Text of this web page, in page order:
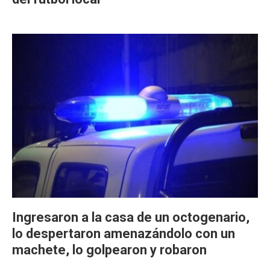
Ingresaron a la casa de un octogenario,
lo despertaron amenazándolo con un
machete, lo golpearon y robaron